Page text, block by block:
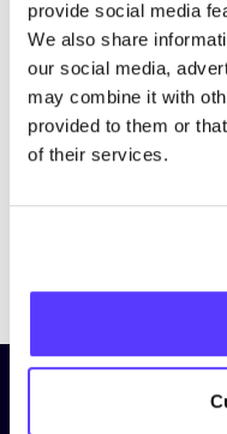
provide social media
We also share
our social media,
may combine it with
provided to them or
of their services.
Inscrivez-